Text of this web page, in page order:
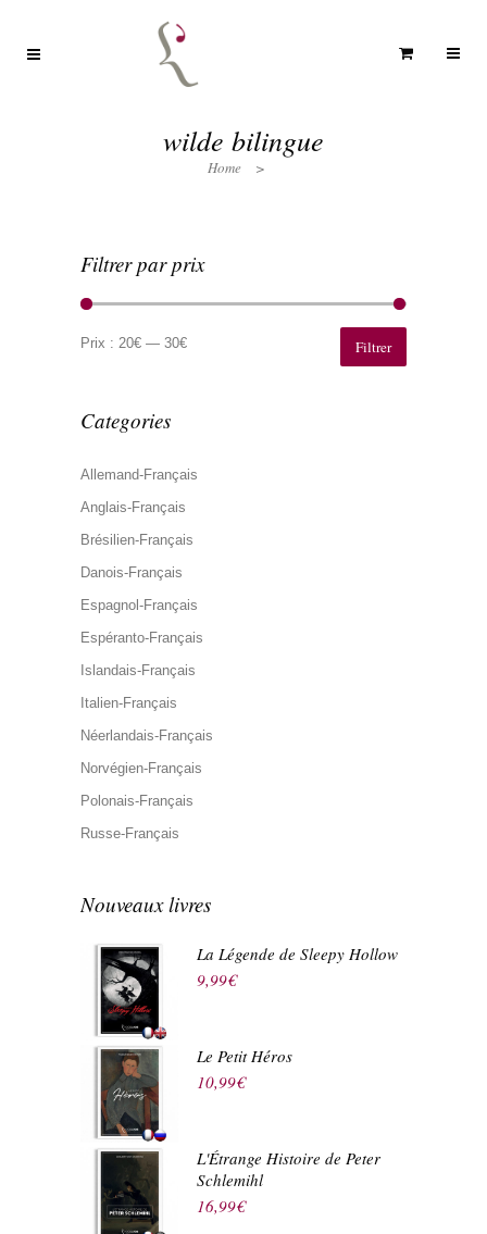
wilde bilingue
Home >
Filtrer par prix
min
max
Filtrer
Prix : 20€ — 30€
Categories
Allemand-Français
Anglais-Français
Brésilien-Français
Danois-Français
Espagnol-Français
Espéranto-Français
Islandais-Français
Italien-Français
Néerlandais-Français
Norvégien-Français
Polonais-Français
Russe-Français
Nouveaux livres
La Légende de Sleepy Hollow
9,99€
Le Petit Héros
10,99€
L'Étrange Histoire de Peter
Schlemihl
16,99€